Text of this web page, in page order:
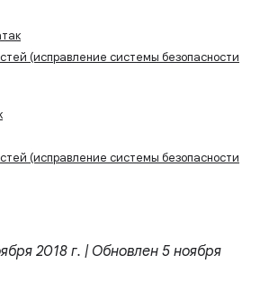
(исправление системы безопасности
(исправление системы безопасности
2018 г. | Обновлен 5 ноября